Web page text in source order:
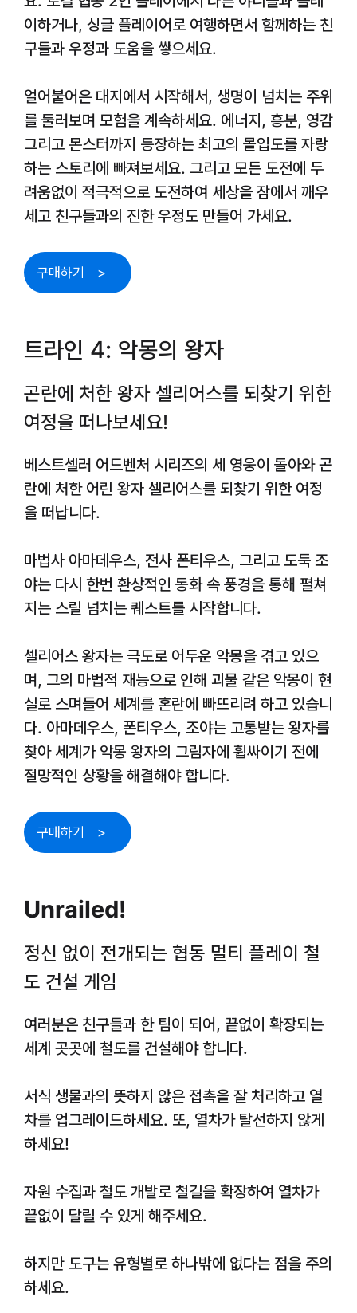
이하거나, 싱글 플레이어로 여행하면서 함께하는 친
구들과 우정과 도움을 쌓으세요.
얼어붙어은 대지에서 시작해서, 생명이 넘치는 주위
를 둘러보며 모험을 계속하세요. 에너지, 흥분, 영감
그리고 몬스터까지 등장하는 최고의 몰입도를 자랑
하는 스토리에 빠져보세요. 그리고 모든 도전에 두
려움없이 적극적으로 도전하여 세상을 잠에서 깨우
세고 친구들과의 진한 우정도 만들어 가세요.
구매하기
트라인 4: 악몽의 왕자
곤란에 처한 왕자 셀리어스를 되찾기 위한
여정을 떠나보세요!
베스트셀러 어드벤처 시리즈의 세 영웅이 돌아와 곤
란에 처한 어린 왕자 셀리어스를 되찾기 위한 여정
을 떠납니다.
마법사 아마데우스, 전사 폰티우스, 그리고 도둑 조
야는 다시 한번 환상적인 동화 속 풍경을 통해 펼쳐
지는 스릴 넘치는 퀘스트를 시작합니다.
셀리어스 왕자는 극도로 어두운 악몽을 겪고 있으
며, 그의 마법적 재능으로 인해 괴물 같은 악몽이 현
실로 스며들어 세계를 혼란에 빠뜨리려 하고 있습니
다. 아마데우스, 폰티우스, 조야는 고통받는 왕자를
찾아 세계가 악몽 왕자의 그림자에 휩싸이기 전에
절망적인 상황을 해결해야 합니다.
구매하기
Unrailed!
정신 없이 전개되는 협동 멀티 플레이 철
도 건설 게임
여러분은 친구들과 한 팀이 되어, 끝없이 확장되는
세계 곳곳에 철도를 건설해야 합니다.
서식 생물과의 뜻하지 않은 접촉을 잘 처리하고 열
차를 업그레이드하세요. 또, 열차가 탈선하지 않게
하세요!
자원 수집과 철도 개발로 철길을 확장하여 열차가
끝없이 달릴 수 있게 해주세요.
하지만 도구는 유형별로 하나밖에 없다는 점을 주의
하세요.